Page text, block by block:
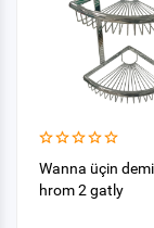
Wanna üçin
hrom 2 gatly